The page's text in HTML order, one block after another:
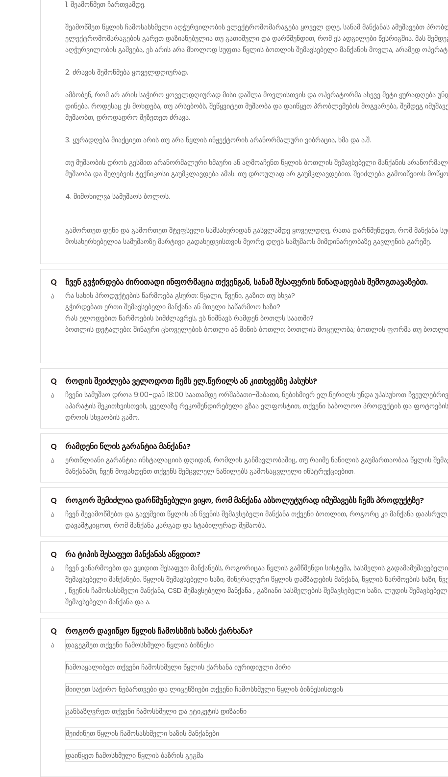
1. შეამოწმეთ ჩართვამდე.
შეამოწმეთ წყლის ჩამოსასხმელი აღჭურვილობის ელექტრომომარაგება ყოველ დღე, სანამ მანქანას ამუშავებთ
ელექტრომომარაგების გარეთ დაზიანებულია თუ გათიშული და დარწმუნდით, რომ ეს ადგილები წესრიგშია. მას
აღჭურვილობის გაშვება, ეს არის არა მხოლოდ სუფთა წყლის ბოთლის შემავსებელი მანქანის მოვლა, არამედ
2. ძრავის შემოწმება ყოველდღიურად.
ამბობენ, რომ არ არის საჭირო ყოველდღიურად მისი დაშლა მოვლისთვის და ოპერატორმა ასევე მეტი ყურადღება
დინება. როდესაც ეს მოხდება, თუ არსებობს, შეწყვიტეთ მუშაობა და დაიწყეთ პრობლემების მოგვარება, შემდეგ
მუშაობთ, დროდადრო შეზეთეთ ძრავა.
3. ყურადღება მიაქციეთ არის თუ არა წყლის ინჟექტორის არანორმალური ვიბრაცია, ხმა და ა.შ.
თუ მუშაობის დროს გესმით არანორმალური ხმაური ან აღმოაჩენთ წყლის ბოთლის შემავსებელი მანქანის
მუშაობა და შეღებვის ტექნიკოსი გაუმკლავდება ამას. თუ დროულად არ გაუმკლავდებით. შეიძლება გამოიწვიოს
4. მიმოხილვა სამუშაოს ბოლოს.
გამორთეთ დენი და გამორთეთ შტეფსელი სამსახურიდან გასვლამდე ყოველდღე, რათა დარწმუნდეთ, რომ მანქანა
მოსახერხებელია სამუშაოზე მარტივი გადახედვისთვის მეორე დღეს სამუშაოს მიმდინარეობაზე გავლენის გარეშე.
Q
ჩვენ გვჭირდება ძირითადი ინფორმაცია თქვენგან, სანამ შესაფერის წინადადებას შემოგთავაზებთ.
ა
რა სახის პროდუქტების წარმოება გსურთ: წყალი, წვენი, გაზით თუ სხვა?
გჭირდებათ ერთი შემავსებელი მანქანა ან მთელი საწარმოო ხაზი?
რას ელოდებით წარმოების სიმძლავრეს, ეს ნიშნავს რამდენ ბოთლს საათში?
ბოთლის დეტალები: შინაური ცხოველების ბოთლი ან მინის ბოთლი; ბოთლის მოცულობა; ბოთლის ფორმა თუ
Q
როდის შეიძლება ველოდოთ ჩემს ელ.წერილს ან კითხვებზე პასუხს?
ა
ჩვენი სამუშაო დროა 9:00-დან 18:00 საათამდე ორშაბათი-შაბათი, ნებისმიერ ელ.წერილს უნდა უპასუხოთ
აპარატის შეკითხვისთვის, ყველაზე რეკომენდირებული გზაა ელფოსტით, თქვენი საბოლოო პროდუქტის და
დროის სხვაობის გამო.
Q
რამდენი წლის გარანტია მანქანა?
ა
ერთწლიანი გარანტია ინსტალაციის დღიდან, რომლის განმავლობაშიც, თუ რაიმე ნაწილის გაუმართაობაა წყლის
მანქანაში, ჩვენ მოვახდენთ თქვენს შემცვლელ ნაწილებს გამოსაცვლელი ინსტრუქციებით.
Q
როგორ შემიძლია დარწმუნებული ვიყო, რომ მანქანა აბსოლუტურად იმუშავებს ჩემს პროდუქტზე?
ა
ჩვენ შევამოწმებთ და გავუშვით წყლის ან წვენის შემავსებელი მანქანა თქვენი ბოთლით, როგორც კი მანქანა
დავამტკიცოთ, რომ მანქანა კარგად და სტაბილურად მუშაობს.
Q
რა ტიპის შესაფუთ მანქანას აწვდით?
ა
ჩვენ ვაწარმოებთ და ვყიდით შესაფუთ მანქანებს, როგორიცაა წყლის გამწმენდი სისტემა, სასმელის გადამამუშავებელი
შემავსებელი მანქანები, წყლის შემავსებელი ხაზი, მინერალური წყლის დამზადების მანქანა, წყლის წარმოების ხაზი,
, წვენის ჩამოსასხმელი მანქანა, CSD შემავსებელი მანქანა , გაზიანი სასმელების შემავსებელი ხაზი, ლუდის
შემავსებელი მანქანა და ა.
Q
როგორ დავიწყო წყლის ჩამოსხმის ხაზის ქარხანა?
ა
დაგეგმეთ თქვენი ჩამოსხმული წყლის ბიზნესი
ჩამოაყალიბეთ თქვენი ჩამოსხმული წყლის ქარხანა იურიდიული პირი
მიიღეთ საჭირო ნებართვები და ლიცენზიები თქვენი ჩამოსხმული წყლის ბიზნესისთვის
განსაზღვრეთ თქვენი ჩამოსხმული და ეტიკეტის დიზაინი
შეიძინეთ წყლის ჩამოსასხმელი ხაზის მანქანები
დაიწყეთ ჩამოსხმული წყლის ბაზრის გეგმა